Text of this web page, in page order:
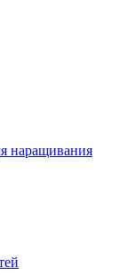
наращивания